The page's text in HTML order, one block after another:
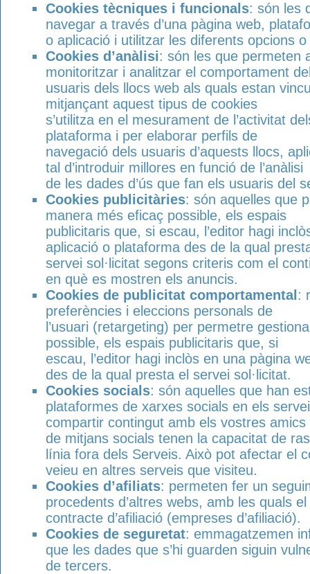
Cookies tècniques i funcionals: són les
navegar a través d’una pàgina web,
o aplicació i utilitzar les diferents opcions
Cookies d’anàlisi: són les que permeten
monitoritzar i analitzar el comportament
usuaris dels llocs web als quals estan
mitjançant aquest tipus de cookies
s’utilitza en el mesurament de l’activitat
plataforma i per elaborar perfils de
navegació dels usuaris d’aquests llocs,
tal d’introduir millores en funció de l’anàlisi
de les dades d’ús que fan els usuaris del
Cookies publicitàries: són aquelles que
manera més eficaç possible, els espais
publicitaris que, si escau, l’editor hagi
aplicació o plataforma des de la qual
servei sol·licitat segons criteris com el
en què es mostren els anuncis.
Cookies de publicitat comportamental :
preferències i eleccions personals de
l’usuari (retargeting) per permetre
possible, els espais publicitaris que, si
escau, l’editor hagi inclòs en una pàgina
des de la qual presta el servei sol·licitat.
Cookies socials: són aquelles que han
plataformes de xarxes socials en els
compartir contingut amb els vostres
de mitjans socials tenen la capacitat de
línia fora dels Serveis. Això pot afectar el
veieu en altres serveis que visiteu.
Cookies d’afiliats: permeten fer un
procedents d’altres webs, amb les quals
contracte d’afiliació (empreses d’afiliació).
Cookies de seguretat: emmagatzemen
que les dades que s’hi guarden siguin
de tercers.